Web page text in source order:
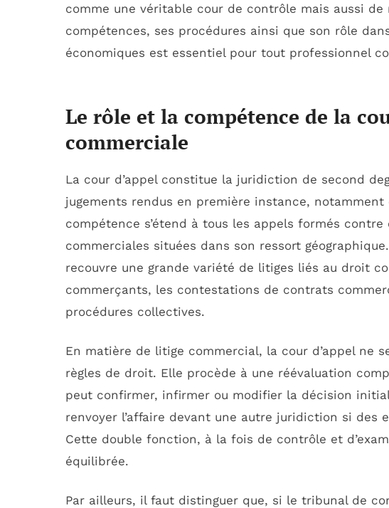
comme une véritable cour de contrôle mais aussi de
compétences, ses procédures ainsi que son rôle
économiques est essentiel pour tout professionnel
Le rôle et la compétence de la
commerciale
La cour d’appel constitue la juridiction de second
jugements rendus en première instance,
compétence s’étend à tous les appels formés
commerciales situées dans son ressort
recouvre une grande variété de litiges liés au droit
commerçants, les contestations de contrats
procédures collectives.
En matière de litige commercial, la cour d’appel ne
règles de droit. Elle procède à une réévaluation
peut confirmer, infirmer ou modifier la décision
renvoyer l’affaire devant une autre juridiction si des
Cette double fonction, à la fois de contrôle et
équilibrée.
Par ailleurs, il faut distinguer que, si le tribunal de